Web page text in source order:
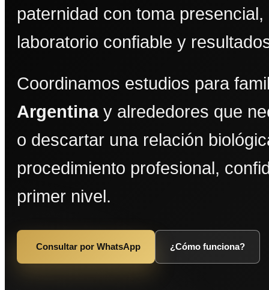
paternidad con toma
laboratorio confiable y
Coordinamos estudios para
Argentinay alrededores que
o descartar una relación
procedimiento profesional,
primer nivel.
Consultar por WhatsApp ¿Cómo funciona?